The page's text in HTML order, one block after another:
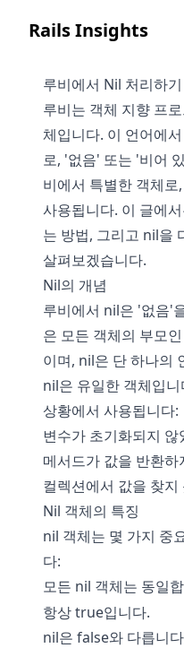
Rails Insights
루비에서 Nil 처리하기
루비는 객체 지향 프
체입니다. 이 언어에
로, '없음' 또는 '비어
비에서 특별한 객체
사용됩니다. 이 글에
는 방법, 그리고 nil을
살펴보겠습니다.
Nil의 개념
루비에서 nil은 '없음'
은 모든 객체의 부모
이며, nil은 단 하나의
nil은 유일한 객체입
상황에서 사용됩니다:
변수가 초기화되지 않
메서드가 값을 반환하
컬렉션에서 값을 찾지
Nil 객체의 특징
nil 객체는 몇 가지 중
다:
모든 nil 객체는 동일
항상 true입니다.
nil은 false와 다릅니